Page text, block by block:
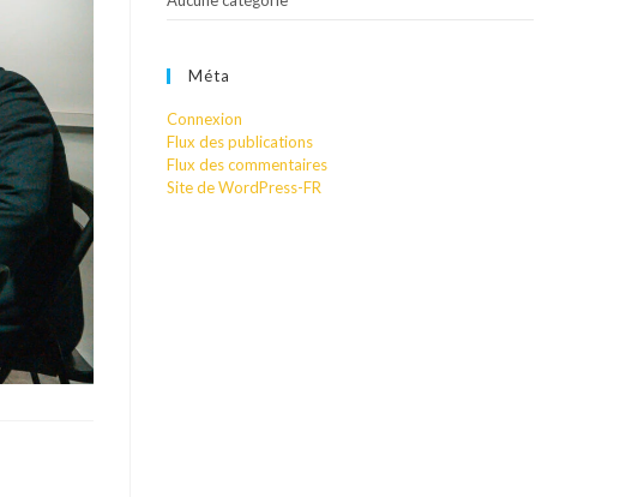
Méta
Connexion
Flux des publications
Flux des commentaires
Site de WordPress-FR